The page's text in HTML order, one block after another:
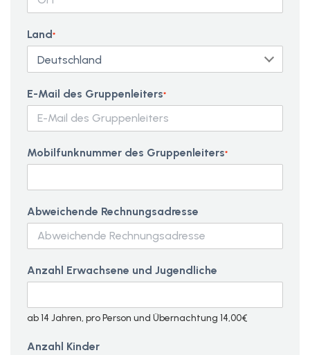
Land*
E-Mail des Gruppenleiters*
Mobilfunknummer des Gruppenleiters*
Abweichende Rechnungsadresse
Anzahl Erwachsene und Jugendliche
ab 14 Jahren, pro Person und Übernachtung 14,00€
Anzahl Kinder